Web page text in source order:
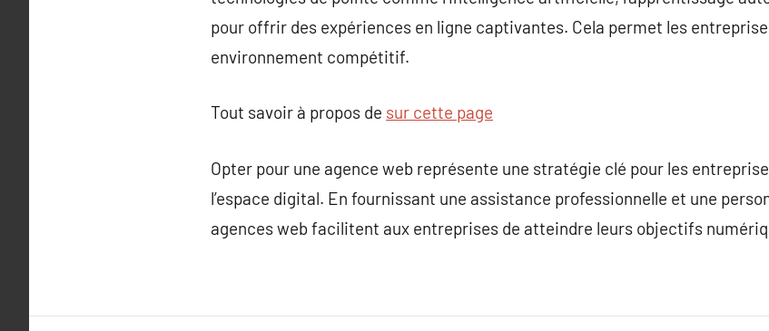
pour offrir des expériences en ligne captivantes. Cela permet les
environnement compétitif.
Tout savoir à propos de sur cette page
Opter pour une agence web représente une stratégie clé pour les
l’espace digital. En fournissant une assistance professionnelle et une
agences web facilitent aux entreprises de atteindre leurs objectifs